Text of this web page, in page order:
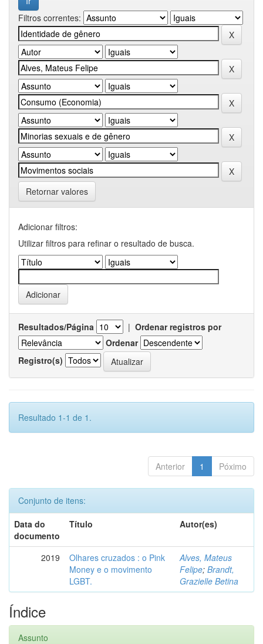
Filtros correntes:
Retornar valores
Adicionar filtros:
Utilizar filtros para refinar o resultado de busca.
Resultados/Página | Ordenar registros por
Ordenar
Registro(s)
Resultado 1-1 de 1.
Anterior 1 Póximo
Conjunto de itens:
Data do
documento
Título Autor(es)
2019
Olhares cruzados : o Pink
Money e o movimento
LGBT.
Alves, Mateus
Felipe; Brandt,
Grazielle Betina
Índice
Assunto